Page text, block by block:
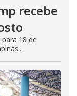
recebe
18 de